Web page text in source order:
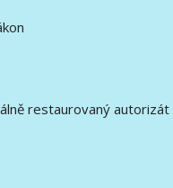
restaurovaný autorizát